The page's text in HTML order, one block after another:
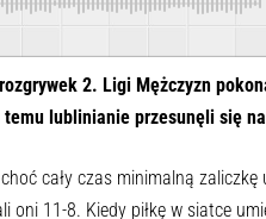
2. Ligi Mężczyzn
lublinianie przesunęli się na
cały czas minimalną zaliczkę
11-8. Kiedy piłkę w siatce